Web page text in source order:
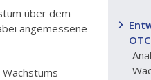
über dem
angemessene
OTC